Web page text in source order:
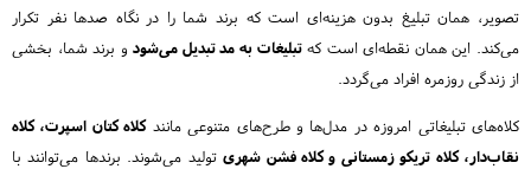
تصویر، همان تبلیغ بدون هزینه‌ای است که برند شما را در نگاه صدها نفر تکرار
می‌کند. این همان نقطه‌ای است کهتبلیغات به مد تبدیل می‌شودو برند شما، بخشی
از زندگی روزمره افراد می‌گردد.
کلاه‌های تبلیغاتی امروزه در مدل‌ها و طرح‌های متنوعی مانندکلاه کتان اسپرت، کلاه
نقاب‌دار، کلاه تریکو زمستانی و کلاه فشن شهریتولید می‌شوند. برندها می‌توانند با